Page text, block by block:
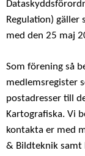
Regulation) gäller
med den 25 maj
Som förening så
medlemsregister
postadresser till
Kartografiska. Vi
kontakta er med
& Bildteknik samt